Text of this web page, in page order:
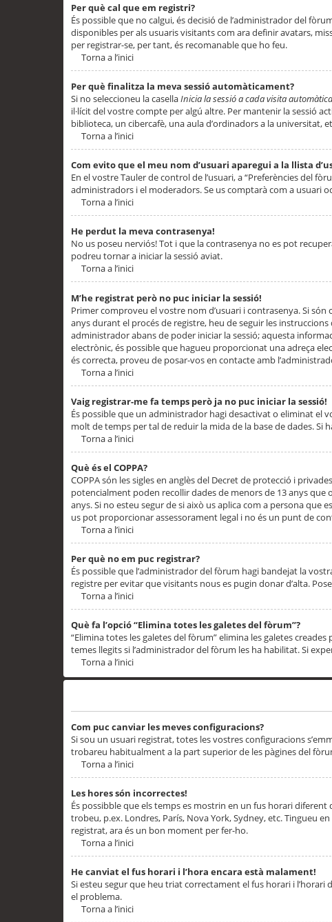
Per què cal que em registri?
És possible que no calgui, és decisió de l’administrador del
disponibles per als usuaris visitants com ara definir avatars,
per registrar-se, per tant, és recomanable que ho feu.
Torna a l’inici
Per què finalitza la meva sessió automàticament?
Si no seleccioneu la casellaInicia la sessió a cada visita
il·lícit del vostre compte per algú altre. Per mantenir la sessió
biblioteca, un cibercafè, una aula d’ordinadors a la universitat,
Torna a l’inici
Com evito que el meu nom d’usuari aparegui a la llista
En el vostre Tauler de control de l’usuari, a “Preferències del
administradors i el moderadors. Se us comptarà com a usuari
Torna a l’inici
He perdut la meva contrasenya!
No us poseu nerviós! Tot i que la contrasenya no es pot
podreu tornar a iniciar la sessió aviat.
Torna a l’inici
M’he registrat però no puc iniciar la sessió!
Primer comproveu el vostre nom d’usuari i contrasenya. Si són
anys durant el procés de registre, heu de seguir les
administrador abans de poder iniciar la sessió; aquesta
electrònic, és possible que hagueu proporcionat una adreça
és correcta, proveu de posar-vos en contacte amb
Torna a l’inici
Vaig registrar-me fa temps però ja no puc iniciar la sessió!
És possible que un administrador hagi desactivat o eliminat el
molt de temps per tal de reduir la mida de la base de dades.
Torna a l’inici
Què és el COPPA?
COPPA són les sigles en anglès del Decret de protecció i
potencialment poden recollir dades de menors de 13 anys que
anys. Si no esteu segur de si això us aplica com a persona que
us pot proporcionar assessorament legal i no és un punt de
Torna a l’inici
Per què no em puc registrar?
És possible que l’administrador del fòrum hagi bandejat la
registre per evitar que visitants nous es pugin donar d’alta.
Torna a l’inici
Què fa l’opció “Elimina totes les galetes del fòrum”?
“Elimina totes les galetes del fòrum” elimina les galetes
temes llegits si l’administrador del fòrum les ha habilitat. Si
Torna a l’inici
Com puc canviar les meves configuracions?
Si sou un usuari registrat, totes les vostres configuracions
trobareu habitualment a la part superior de les pàgines del
Torna a l’inici
Les hores són incorrectes!
És possibble que els temps es mostrin en un fus horari diferent
trobeu, p.ex. Londres, París, Nova York, Sydney, etc. Tingueu
registrat, ara és un bon moment per fer-ho.
Torna a l’inici
He canviat el fus horari i l’hora encara està malament!
Si esteu segur que heu triat correctament el fus horari i l’horari
el problema.
Torna a l’inici